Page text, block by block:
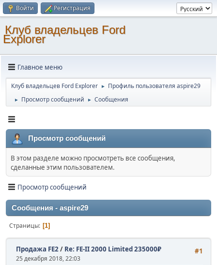
Войти Регистрация
Клуб владельцев Ford
Explorer
Главное меню
Клуб владельцев Ford Explorer ► Профиль пользователя aspire29
► Просмотр сообщений ► Сообщения
Просмотр сообщений
В этом разделе можно просмотреть все сообщения,
сделанные этим пользователем.
Просмотр сообщений
Сообщения - aspire29
Страницы 1
#1
Продажа FE2/ Re: FE-II 2000 Limited 235000₽
25 декабря 2018, 22:03